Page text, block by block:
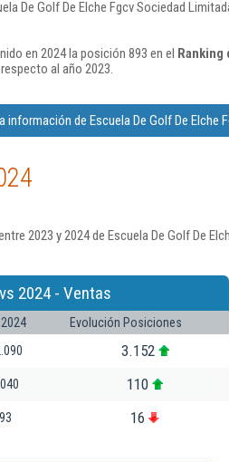
De Golf De Elche Fgcv Sociedad
en 2024 la posición 893 en el Ranking
al año 2023.
información de Escuela De Golf De Elche
2023 y 2024 de Escuela De Golf De
2024 - Ventas
Evolución Posiciones
3.152
110
16